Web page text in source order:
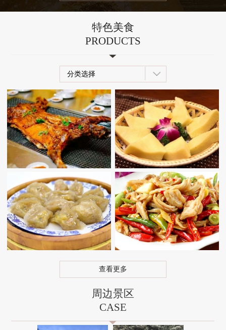
特色美食
PRODUCTS
分类选择
查看更多
周边景区
CASE